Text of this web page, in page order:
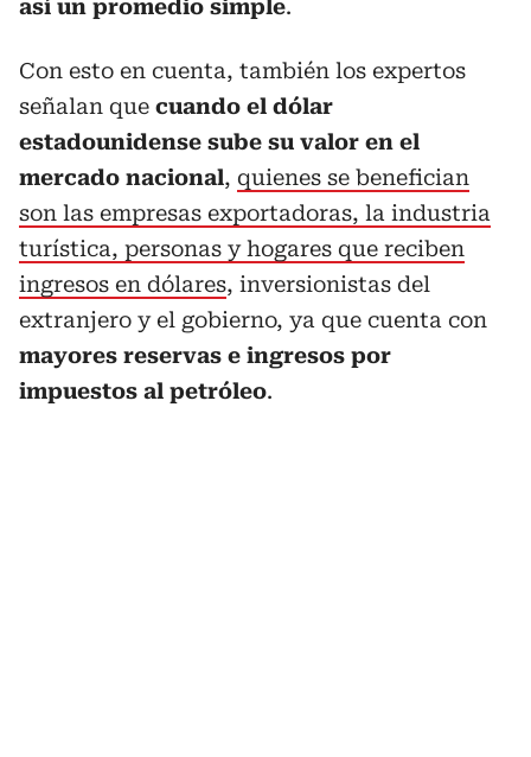
así un promedio simple.
Con esto en cuenta, también los expertos
señalan que cuando el dólar
estadounidense sube su valor en el
mercado nacional, quienes se benefician
son las empresas exportadoras, la industria
turística, personas y hogares que reciben
ingresos en dólares, inversionistas del
extranjero y el gobierno, ya que cuenta con
mayores reservas e ingresos por
impuestos al petróleo.